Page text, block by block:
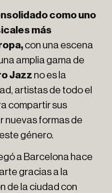
como uno
más
con una escena
amplia gama de
Jazz no es la
artistas de todo el
compartir sus
nuevas formas de
género.
a Barcelona hace
gracias a la
de la ciudad con